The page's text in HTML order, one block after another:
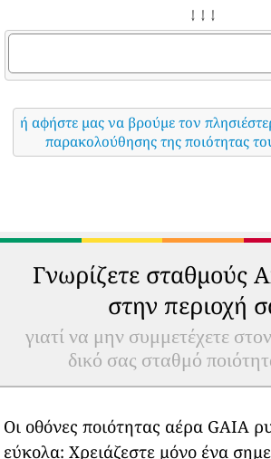
↓ ↓ ↓
ή αφήστε μας να βρούμε τον
παρακολούθησης της ποιότητας
Γνωρίζετε σταθμούς
στην περιοχή
γιατί να μην συμμετέχετε
δικό σας σταθμό
Οι οθόνες ποιότητας αέρα GAIA
εύκολα: Χρειάζεστε μόνο ένα